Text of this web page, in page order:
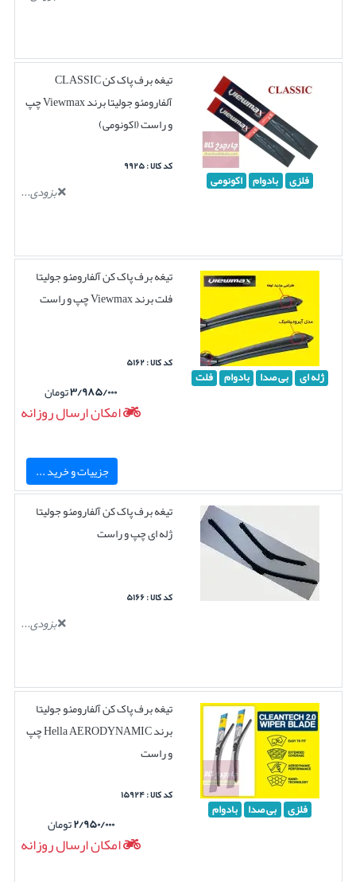
فلزی بادوام اکونومی
تیغه برف پاک کن CLASSIC
آلفارومئو جولیتا برند Viewmax چپ
و راست (اکونومی)
کد کالا : ۹۹۲۵
بزودی...
ژله ای بی صدا بادوام فلت
تیغه برف پاک کن آلفارومئو جولیتا
فلت برند Viewmax چپ و راست
کد کالا : ۵۱۶۲
۳/۹۸۵/۰۰۰تومان
امکان ارسال روزانه
جزییات و خرید ...
تیغه برف پاک کن آلفارومئو جولیتا
ژله ای چپ و راست
کد کالا : ۵۱۶۶
بزودی...
فلزی بی صدا بادوام
تیغه برف پاک کن آلفارومئو جولیتا
برند Hella AERODYNAMIC چپ
و راست
کد کالا : ۱۵۹۲۴
۲/۹۵۰/۰۰۰تومان
امکان ارسال روزانه